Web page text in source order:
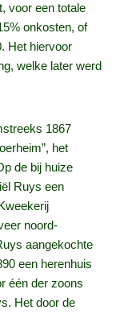
voor een totale
onkosten, of
Het hiervoor
welke later werd
1867
het
de bij huize
Ruys een
noord-
aangekochte
een herenhuis
één der zoons
Het door de